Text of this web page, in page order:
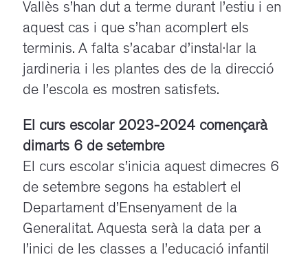
Vallès s’han dut a terme durant l’estiu i en
aquest cas i que s’han acomplert els
terminis. A falta s’acabar d’instal·lar la
jardineria i les plantes des de la direcció
de l’escola es mostren satisfets.
El curs escolar 2023-2024 començarà
dimarts 6 de setembre
El curs escolar s’inicia aquest dimecres 6
de setembre segons ha establert el
Departament d’Ensenyament de la
Generalitat. Aquesta serà la data per a
l’inici de les classes a l’educació infantil